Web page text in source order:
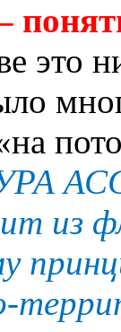
это
из